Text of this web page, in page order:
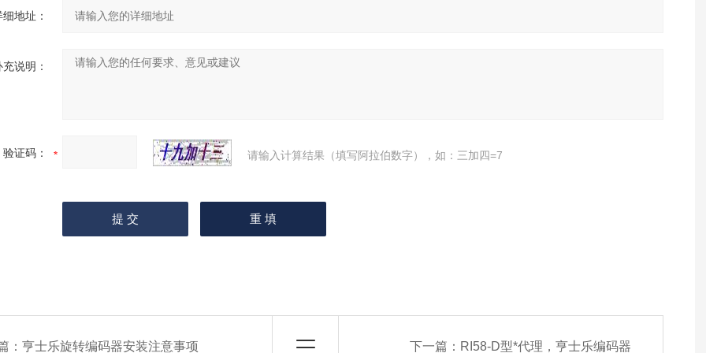
细地址：
充说明：
验证码： 请输入计算结果（填写阿拉伯数字），如：三加四=7
：亨士乐旋转编码器安装注意事项 下一篇： RI58-D型*代理，亨士乐编码器